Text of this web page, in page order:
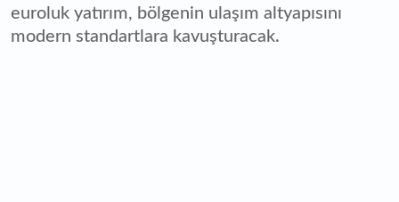
euroluk yatırım, bölgenin ulaşım altyapısını
modern standartlara kavuşturacak.